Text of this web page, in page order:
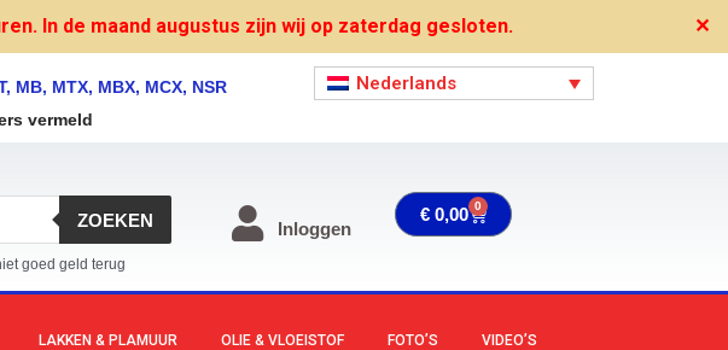
In de maand augustus zijn wij op zaterdag gesloten. ✕
MTX, MBX, MCX, NSR
vermeld
Nederlands
ZOEKEN
goed geld terug
Inloggen
€ 0,00 0 Winkelwagen
LAKKEN & PLAMUUR OLIE & VLOEISTOF FOTO’S VIDEO’S